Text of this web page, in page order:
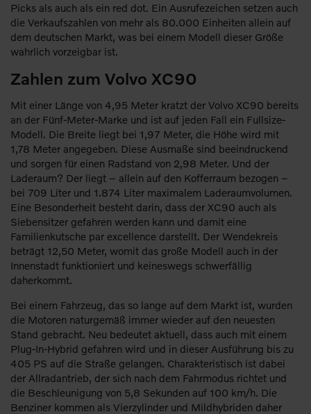
Picks als auch als ein red dot. Ein Ausrufezeichen setzen auch
die Verkaufszahlen von mehr als 80.000 Einheiten allein auf
dem deutschen Markt, was bei einem Modell dieser Größe
wahrlich vorzeigbar ist.
Zahlen zum Volvo XC90
Mit einer Länge von 4,95 Meter kratzt der Volvo XC90 bereits
an der Fünf-Meter-Marke und ist auf jeden Fall ein Fullsize-
Modell. Die Breite liegt bei 1,97 Meter, die Höhe wird mit
1,78 Meter angegeben. Diese Ausmaße sind beeindruckend
und sorgen für einen Radstand von 2,98 Meter. Und der
Laderaum? Der liegt – allein auf den Kofferraum bezogen –
bei 709 Liter und 1.874 Liter maximalem Laderaumvolumen.
Eine Besonderheit besteht darin, dass der XC90 auch als
Siebensitzer gefahren werden kann und damit eine
Familienkutsche par excellence darstellt. Der Wendekreis
beträgt 12,50 Meter, womit das große Modell auch in der
Innenstadt funktioniert und keineswegs schwerfällig
daherkommt.
Bei einem Fahrzeug, das so lange auf dem Markt ist, wurden
die Motoren naturgemäß immer wieder auf den neuesten
Stand gebracht. Neu bedeutet aktuell, dass auch mit einem
Plug-In-Hybrid gefahren wird und in dieser Ausführung bis zu
405 PS auf die Straße gelangen. Charakteristisch ist dabei
der Allradantrieb, der sich nach dem Fahrmodus richtet und
die Beschleunigung von 5,8 Sekunden auf 100 km/h. Die
Benziner kommen als Vierzylinder und Mildhybriden daher